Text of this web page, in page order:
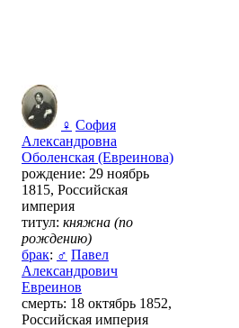
♀ София
Александровна
Оболенская (Евреинова)
рождение: 29 ноябрь
1815, Российская
империя
титул: княжна (по
рождению)
брак: ♂ Павел
Александрович
Евреинов
смерть: 18 октябрь 1852,
Российская империя